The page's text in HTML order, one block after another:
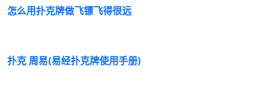
怎么用扑克牌做飞镖飞得很远
扑克 周易(易经扑克牌使用手册)